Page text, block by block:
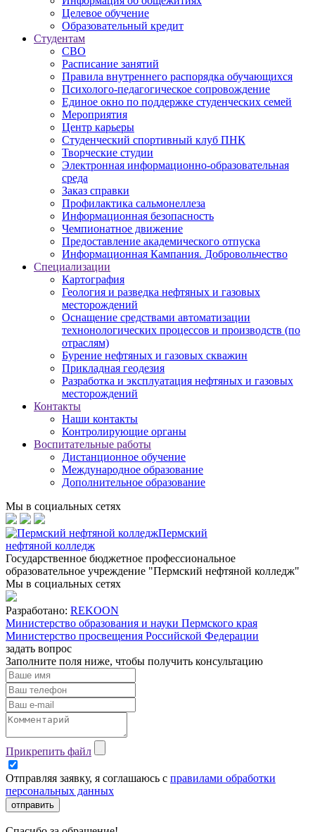
Целевое обучение
Образовательный кредит
Студентам
СВО
Расписание занятий
Правила внутреннего распорядка обучающихся
Психолого-педагогическое сопровождение
Единое окно по поддержке студенческих семей
Мероприятия
Центр карьеры
Студенческий спортивный клуб ПНК
Творческие студии
Электронная информационно-образовательная
среда
Заказ справки
Профилактика сальмонеллеза
Информационная безопасность
Чемпионатное движение
Предоставление академического отпуска
Информационная Кампания. Добровольчество
Специализации
Картография
Геология и разведка нефтяных и газовых
месторождений
Оснащение средствами автоматизации
технонологических процессов и производств (по
отраслям)
Бурение нефтяных и газовых скважин
Прикладная геодезия
Разработка и эксплуатация нефтяных и газовых
месторождений
Контакты
Наши контакты
Контролирующие органы
Воспитательные работы
Дистанционное обучение
Международное образование
Дополнительное образование
Мы в социальных сетях
Пермский
нефтяной колледж
Государственное бюджетное профессиональное
образовательное учреждение "Пермский нефтяной колледж"
Мы в социальных сетях
Разработано: REKOON
Министерство образования и науки Пермского края
Министерство просвещения Российской Федерации
задать вопрос
Заполните поля ниже, чтобы получить консультацию
Прикрепить файл
Отправляя заявку, я соглашаюсь с правилами обработки
персональных данных
отправить